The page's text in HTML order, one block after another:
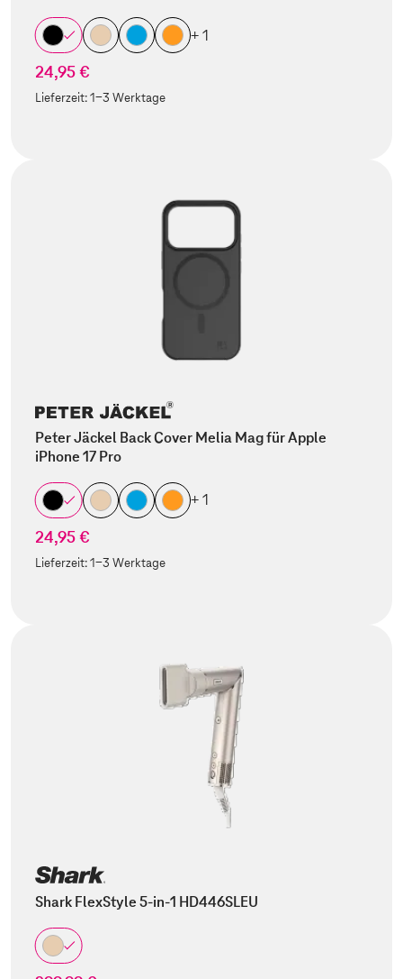
+ 1
24,95 €
Lieferzeit:1-3 Werktage
Peter Jäckel Back Cover Melia Mag für Apple
iPhone 17 Pro
+ 1
24,95 €
Lieferzeit:1-3 Werktage
Shark FlexStyle 5-in-1 HD446SLEU